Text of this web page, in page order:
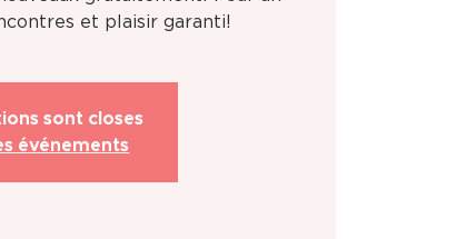
et plaisir garanti!
sont closes
événements